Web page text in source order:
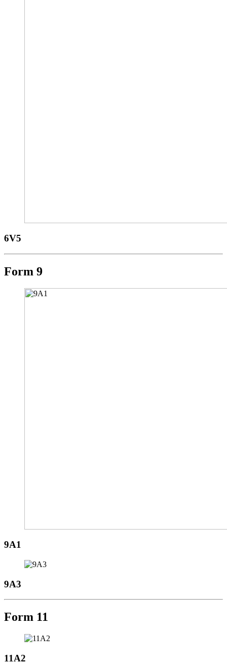
6V5
Form 9
9A1
9A3
Form 11
11A2